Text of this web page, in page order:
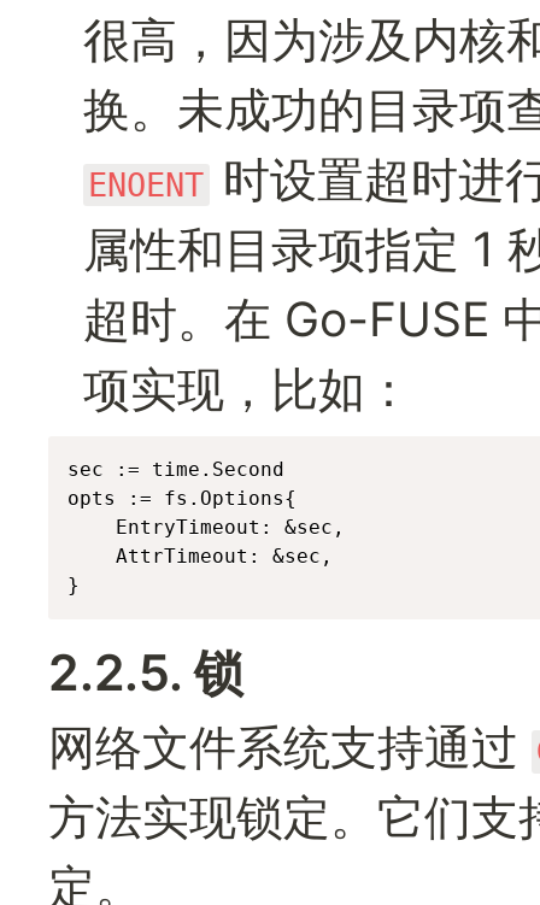
很高，因为涉及内核
换。未成功的目录项
ENOENT 时设置超时进
属性和目录项指定 1
超时。在 Go-FUSE
项实现，比如：
sec := time.Second
opts := fs.Options{
}
2.2.5. 锁
网络文件系统支持通过
方法实现锁定。它们
定。